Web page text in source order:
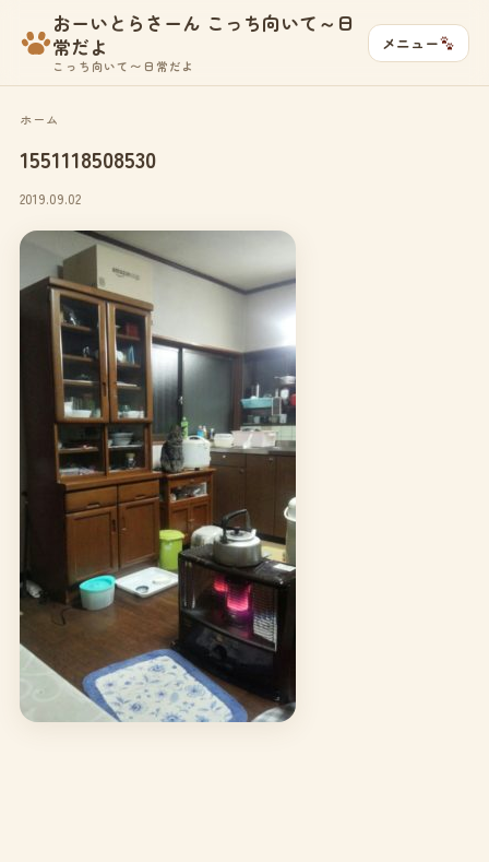
おーいとらさーん こっち向いて～日
常だよ
こっち向いて〜日常だよ
メニュー
ホーム
1551118508530
2019.09.02